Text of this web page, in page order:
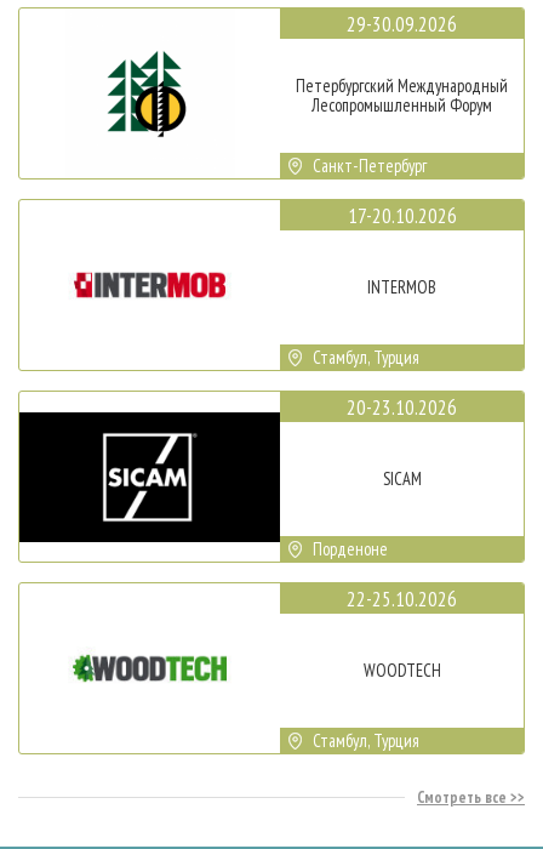
29-30.09.2026
Петербургский Международный
Лесопромышленный Форум
Санкт-Петербург
17-20.10.2026
INTERMOB
Стамбул, Турция
20-23.10.2026
SICAM
Порденоне
22-25.10.2026
WOODTECH
Стамбул, Турция
Смотреть все